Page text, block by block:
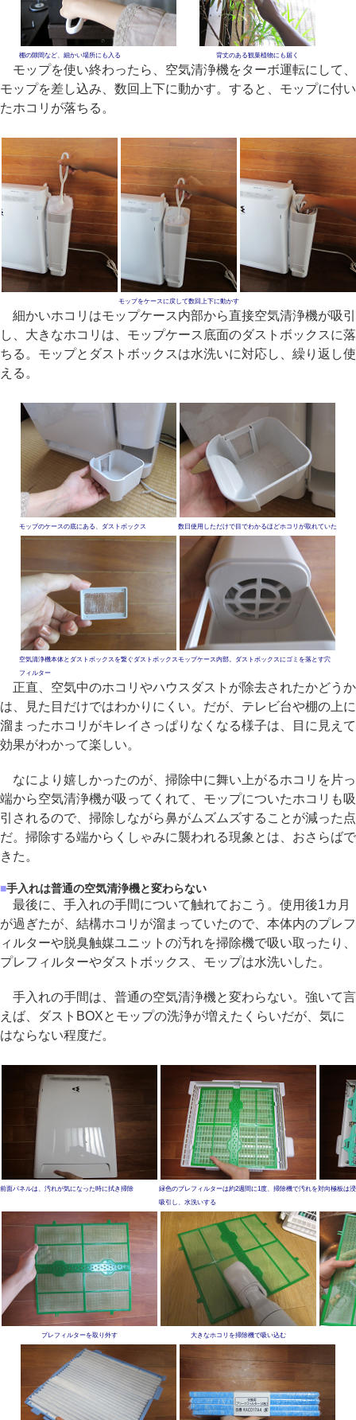
棚の隙間など、細かい場所にも入る 背丈のある観葉植物にも届く
モップを使い終わったら、空気清浄機をターボ運転にして、
モップを差し込み、数回上下に動かす。すると、モップに付い
たホコリが落ちる。
モップをケースに戻して数回上下に動かす
細かいホコリはモップケース内部から直接空気清浄機が吸引
し、大きなホコリは、モップケース底面のダストボックスに落
ちる。モップとダストボックスは水洗いに対応し、繰り返し使
える。
モップのケースの底にある、ダストボックス 数日使用しただけで目でわかるほどホコリが取れていた
空気清浄機本体とダストボックスを繋ぐダストボックス
フィルター
モップケース内部。ダストボックスにゴミを落とす穴
正直、空気中のホコリやハウスダストが除去されたかどうか
は、見た目だけではわかりにくい。だが、テレビ台や棚の上に
溜まったホコリがキレイさっぱりなくなる様子は、目に見えて
効果がわかって楽しい。
なにより嬉しかったのが、掃除中に舞い上がるホコリを片っ
端から空気清浄機が吸ってくれて、モップについたホコリも吸
引されるので、掃除しながら鼻がムズムズすることが減った点
だ。掃除する端からくしゃみに襲われる現象とは、おさらばで
きた。
■手入れは普通の空気清浄機と変わらない
最後に、手入れの手間について触れておこう。使用後1カ月
が過ぎたが、結構ホコリが溜まっていたので、本体内のプレフ
ィルターや脱臭触媒ユニットの汚れを掃除機で吸い取ったり、
プレフィルターやダストボックス、モップは水洗いした。
手入れの手間は、普通の空気清浄機と変わらない。強いて言
えば、ダストBOXとモップの洗浄が増えたくらいだが、気に
はならない程度だ。
前面パネルは、汚れが気になった時に拭き掃除
緑色のプレフィルターは約2週間に1度、掃除機で汚れを
吸引し、水洗いする
対向極板は
プレフィルターを取り外す 大きなホコリを掃除機で吸い込む